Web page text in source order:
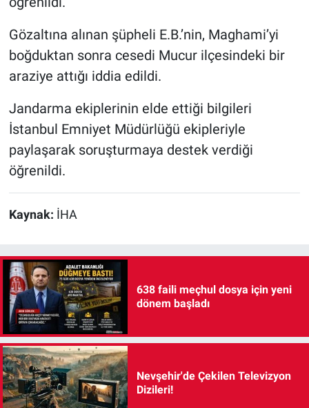
Gözaltına alınan şüpheli E.B.’nin, Maghami’yi
boğduktan sonra cesedi Mucur ilçesindeki bir
araziye attığı iddia edildi.
Jandarma ekiplerinin elde ettiği bilgileri
İstanbul Emniyet Müdürlüğü ekipleriyle
paylaşarak soruşturmaya destek verdiği
öğrenildi.
Kaynak: İHA
638 faili meçhul dosya için yeni
dönem başladı
Nevşehir'de Çekilen Televizyon
Dizileri!